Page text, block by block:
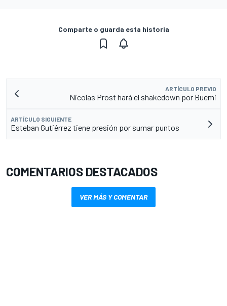
Comparte o guarda esta historia
ARTÍCULO PREVIO
Nicolas Prost hará el shakedown por Buemi
ARTÍCULO SIGUIENTE
Esteban Gutiérrez tiene presión por sumar puntos
COMENTARIOS DESTACADOS
VER MÁS Y COMENTAR